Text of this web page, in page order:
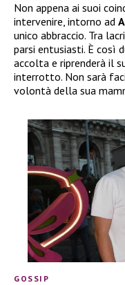
Non appena ai suoi
intervenire, intorno ad
unico abbraccio. Tra
parsi entusiasti. È così
accolta e riprenderà il
interrotto. Non sarà
volontà della sua
GOSSIP